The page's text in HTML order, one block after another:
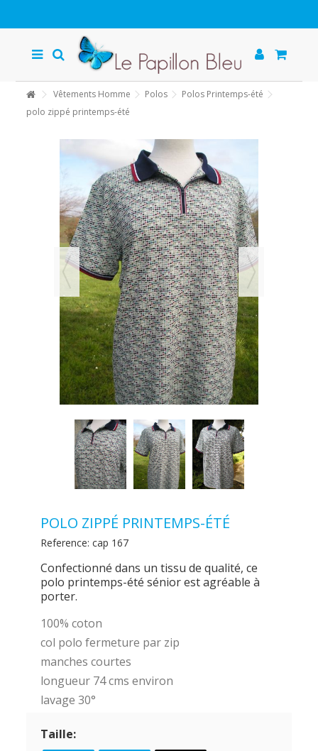
Vêtements Homme Polos
Polos Printemps-été
polo zippé printemps-été
POLO ZIPPÉ PRINTEMPS-ÉTÉ
Reference: cap 167
Confectionné dans un tissu de qualité, ce
polo printemps-été sénior est agréable à
porter.
100% coton
col polo fermeture par zip
manches courtes
longueur 74 cms environ
lavage 30°
Taille: